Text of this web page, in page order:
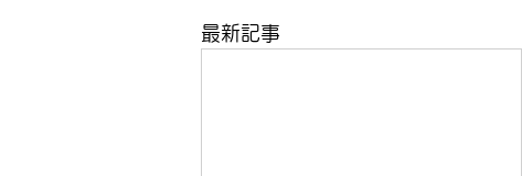
最新記事